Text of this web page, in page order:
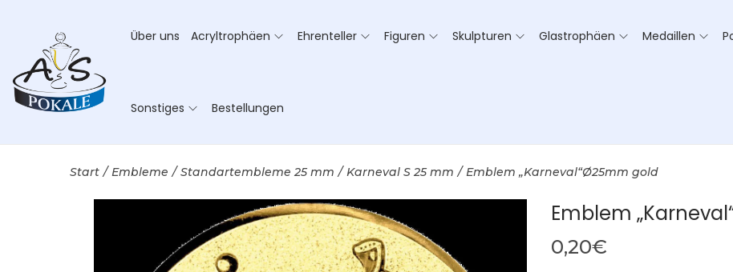
Über uns Acryltrophäen Ehrenteller Figuren Skulpturen Glastrophäen Medaillen
Sonstiges Bestellungen
Start / Embleme / Standartembleme 25 mm / Karneval S 25 mm / Emblem „Karneval“Ø25mm gold
Emblem
0,20€